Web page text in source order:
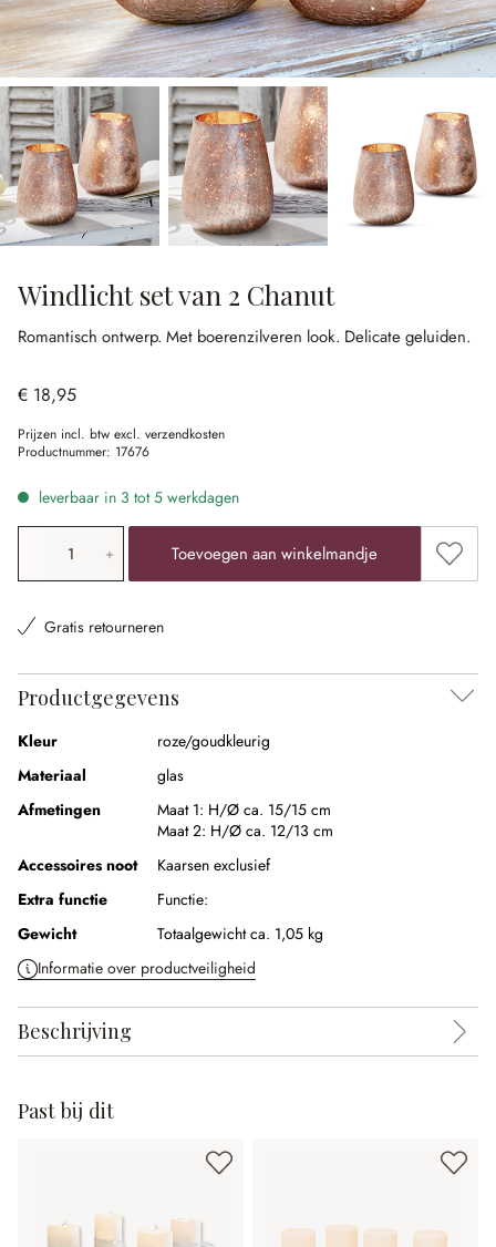
Windlicht set van 2 Chanut
Romantisch ontwerp. Met boerenzilveren look. Delicate geluiden.
€ 18,95
Prijzen incl. btw excl. verzendkosten
Productnummer: 17676
leverbaar in 3 tot 5 werkdagen
Producthoeveelheid: voer de gewenste waarde in of
Toevoegen aan winkelmandje
Gratis retourneren
Productgegevens
Kleur
roze/goudkleurig
Materiaal
glas
Afmetingen
Maat 1: H/Ø ca. 15/15 cm
Maat 2: H/Ø ca. 12/13 cm
Accessoires noot
Kaarsen exclusief
Extra functie
Functie:
Gewicht
Totaalgewicht ca. 1,05 kg
Informatie over productveiligheid
Beschrijving
Past bij dit